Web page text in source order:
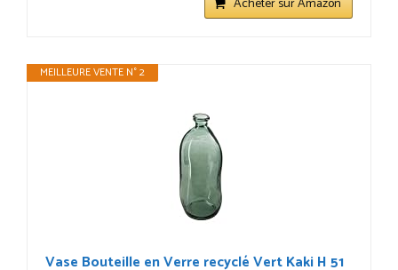
MEILLEURE VENTE N° 2
Vase Bouteille en Verre recyclé Vert Kaki H 51